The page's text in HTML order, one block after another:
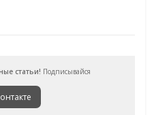
статьи! Подписывайся